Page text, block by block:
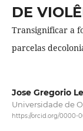
DE
Transignificar a
parcelas
Jose Gregorio
Universidade de
https://orcid.org/0000-